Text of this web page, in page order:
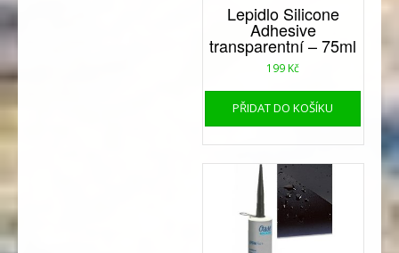
Lepidlo Silicone
Adhesive
transparentní – 75ml
199 Kč
PŘIDAT DO KOŠÍKU